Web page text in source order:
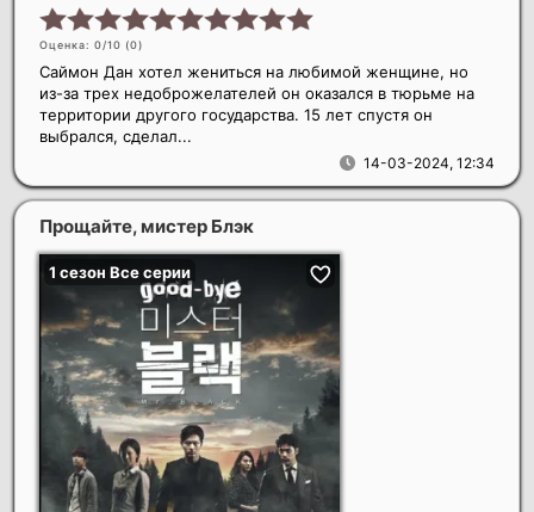
Оценка: 0/10 (0)
14-03-2024, 12:34
Саймон Дан хотел жениться на любимой женщине, но
из-за трех недоброжелателей он оказался в тюрьме на
территории другого государства. 15 лет спустя он
выбрался, сделал...
Прощайте, мистер Блэк